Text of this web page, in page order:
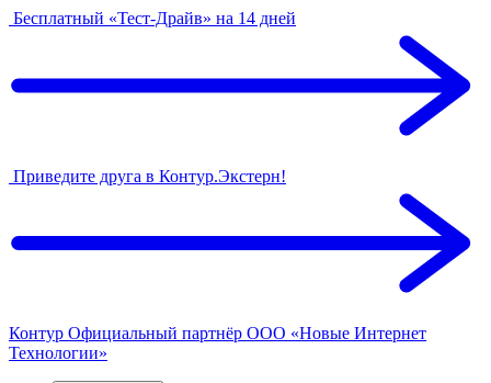
Бесплатный «Тест-Драйв» на 14 дней
Приведите друга в Контур.Экстерн!
Контур Официальный партнёр ООО «Новые Интернет
Технологии»